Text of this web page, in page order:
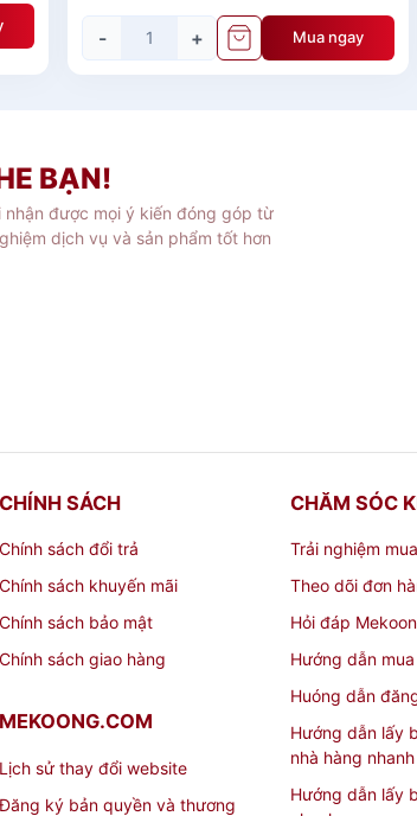
- + Mua ngay
BẠN!
được mọi ý kiến đóng góp từ
dịch vụ và sản phẩm tốt hơn
CHÍNH SÁCH
Chính sách đổi trả
Chính sách khuyến mãi
Chính sách bảo mật
Chính sách giao hàng
MEKOONG.COM
Lịch sử thay đổi website
Đăng ký bản quyền và thương
CHĂM SÓC
Trải nghiệm
Theo dõi đơn
Hỏi đáp
Hướng dẫn
Huóng dẫn
Hướng dẫn lấy
nhà hàng nhanh
Hướng dẫn lấy